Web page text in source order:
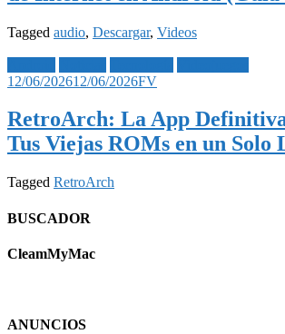
Tagged audio, Descargar, Videos
12/06/202612/06/2026FV
RetroArch: La App
Tus Viejas ROMs en un Solo
Tagged RetroArch
BUSCADOR
CleamMyMac
ANUNCIOS